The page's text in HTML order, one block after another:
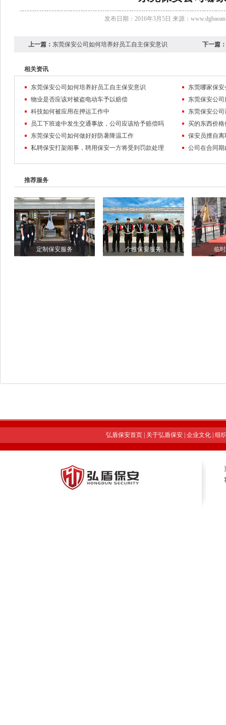
发布日期：2016年3月5日 来源：
上一篇： 东莞保安公司如何培养好员工自主保安意识 下一篇：
相关资讯
东莞保安公司如何培养好员工自主保安意识
东莞哪家保
物业是否应该对被盗电动车予以赔偿
东莞保安公
科技如何被应用在押运工作中
员工下班途中发生交通事故，公司应该给予赔偿吗
东莞保安公司如何做好好防暑降温工作
保安员擅自
私聘保安打架闹事，聘用保安一方将受到罚款处理
公司在合同
推荐服务
定制保安服务 个性保安服务 临
弘盾保安首页| 关于弘盾保安| 企业文化| 组